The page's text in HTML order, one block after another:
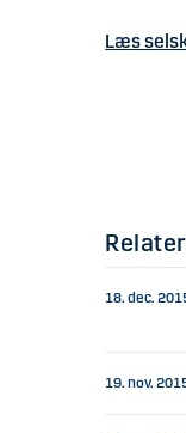
Læs
18. dec.
19. nov.